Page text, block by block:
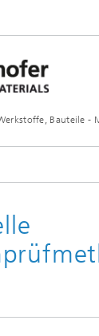
Bauteile -